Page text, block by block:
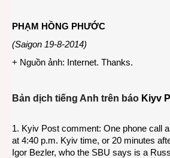
PHẠM HỒNG PHƯỚC
(Saigon 19-8-2014)
+ Nguồn ảnh: Internet. Thanks.
Bản dịch tiếng Anh trên báo Kiyv
1. Kyiv Post comment: One phone call
at 4:40 p.m. Kyiv time, or 20 minutes
Igor Bezler, who the SBU says is a